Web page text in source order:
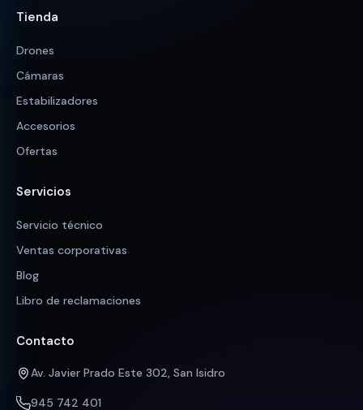
Tienda
Drones
Cámaras
Estabilizadores
Accesorios
Ofertas
Servicios
Servicio técnico
Ventas corporativas
Blog
Libro de reclamaciones
Contacto
Av. Javier Prado Este 302, San Isidro
945 742 401